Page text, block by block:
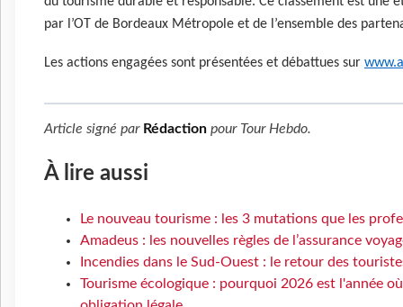
par l’OT de Bordeaux Métropole et de l’ensemble des
Les actions engagées sont présentées et débattues sur
Article signé par Rédaction pour Tour Hebdo.
À lire aussi
Le nouveau tourisme : les 3 mutations que les
Amadeus : les nouvelles règles de l’assurance
Incendies dans le Sud-Ouest : le retour des
Tourisme écologique : pourquoi 2026 est l'année